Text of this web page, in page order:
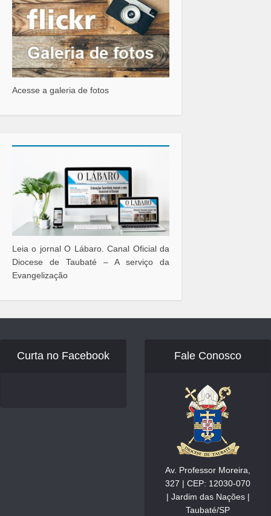
Acesse a galeria de fotos
Leia o jornal O Lábaro. Canal Oficial da
Diocese de Taubaté – A serviço da
Evangelização
Curta no Facebook Fale Conosco
Av. Professor Moreira,
327 | CEP: 12030-070
| Jardim das Nações |
Taubaté/SP